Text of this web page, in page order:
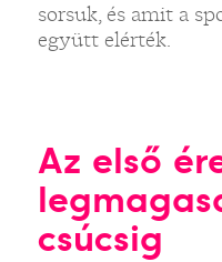
sorsuk, és amit a
együtt elérték.
Az első
csúcsig